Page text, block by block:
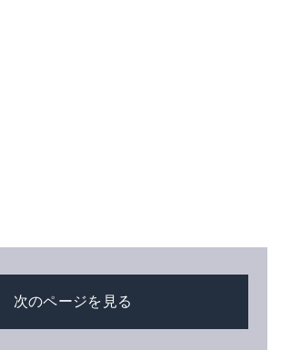
次のページを見る